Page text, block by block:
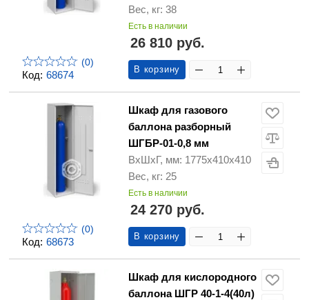
Код: 68674
(0)
Вес, кг: 38
Есть в наличии
26 810 руб.
В корзину
Код: 68673
(0)
Шкаф для газового
баллона разборный
ШГБР-01-0,8 мм
ВхШхГ, мм: 1775х410х410
Вес, кг: 25
Есть в наличии
24 270 руб.
В корзину
Шкаф для кислородного
баллона ШГР 40-1-4(40л)